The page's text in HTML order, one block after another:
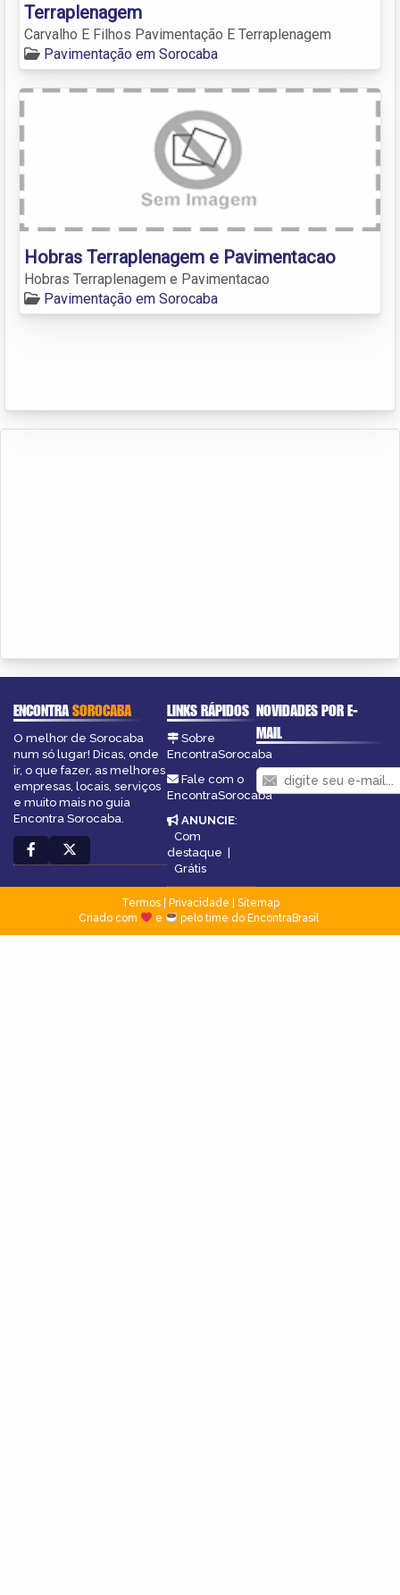
Terraplenagem
Carvalho E Filhos Pavimentação E Terraplenagem
Pavimentação em Sorocaba
Hobras Terraplenagem e Pavimentacao
Hobras Terraplenagem e Pavimentacao
Pavimentação em Sorocaba
ENCONTRASOROCABA
O melhor de Sorocaba
num só lugar! Dicas, onde
ir, o que fazer, as melhores
empresas, locais, serviços
e muito mais no guia
Encontra Sorocaba.
LINKS RÁPIDOS
Sobre
EncontraSorocaba
Fale com o
EncontraSorocaba
ANUNCIE:
Com
destaque |
Grátis
NOVIDADES POR E-
MAIL
Termos| Privacidade
Sitemap
Criado com
e pelo time do EncontraBrasil